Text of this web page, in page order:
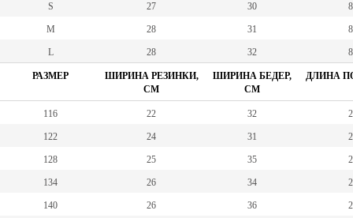
S 27 30
M 28 31
L 28 32
РАЗМЕР
ШИРИНА РЕЗИНКИ,
СМ
ШИРИНА БЕДЕР,
СМ
ДЛИНА
116 22 32
122 24 31
128 25 35
134 26 34
140 26 36